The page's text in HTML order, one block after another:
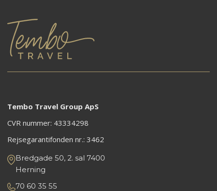
Tembo Travel Group ApS
CVR nummer: 43334298
Rejsegarantifonden nr.: 3462
Bredgade 50, 2. sal 7400
Herning
70 60 35 55